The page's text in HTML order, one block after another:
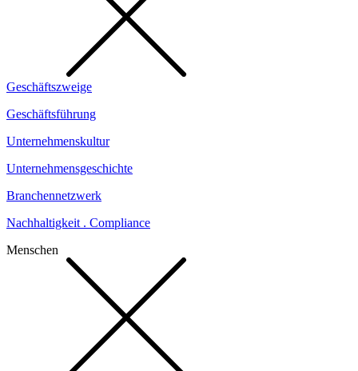
Geschäftszweige
Geschäftsführung
Unternehmenskultur
Unternehmensgeschichte
Branchennetzwerk
Nachhaltigkeit . Compliance
Menschen